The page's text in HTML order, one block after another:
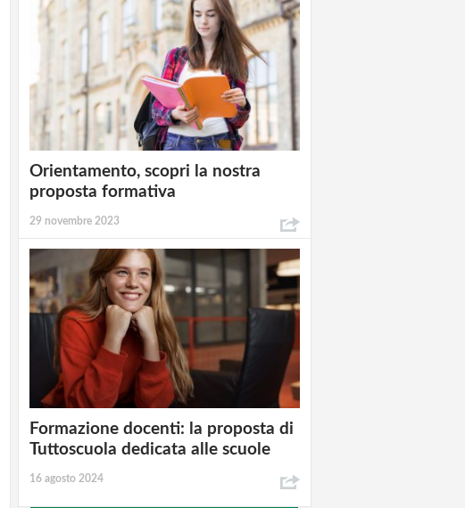
Orientamento, scopri la nostra
proposta formativa
29 novembre 2023
Formazione docenti: la proposta di
Tuttoscuola dedicata alle scuole
16 agosto 2024